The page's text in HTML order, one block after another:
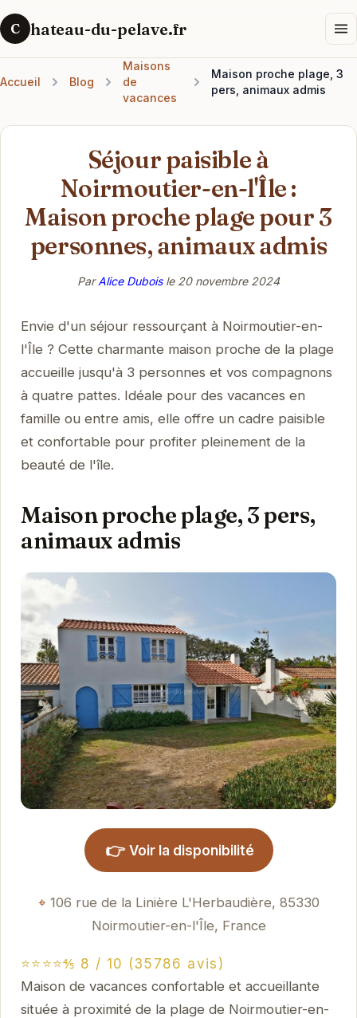
C hateau-du-pelave.fr
Accueil Blog
Maisons
de
vacances
Maison proche plage, 3
pers, animaux admis
Séjour paisible à
Noirmoutier-en-l'Île :
Maison proche plage pour 3
personnes, animaux admis
ParAlice Duboisle 20 novembre 2024
Envie d'un séjour ressourçant à Noirmoutier-en-
l'Île ? Cette charmante maison proche de la plage
accueille jusqu'à 3 personnes et vos compagnons
à quatre pattes. Idéale pour des vacances en
famille ou entre amis, elle offre un cadre paisible
et confortable pour profiter pleinement de la
beauté de l'île.
Maison proche plage, 3 pers,
animaux admis
👉 Voir la disponibilité
106 rue de la Linière L'Herbaudière, 85330
Noirmoutier-en-l'Île, France
⭐⭐⭐⭐⅘ 8 / 10 (35786 avis)
Maison de vacances confortable et accueillante
située à proximité de la plage de Noirmoutier-en-